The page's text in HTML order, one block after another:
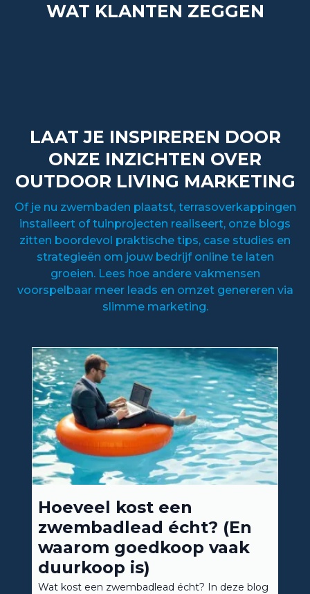
WAT KLANTEN ZEGGEN
LAAT JE INSPIREREN DOOR
ONZE INZICHTEN OVER
OUTDOOR LIVING MARKETING
Of je nu zwembaden plaatst, terrasoverkappingen
installeert of tuinprojecten realiseert, onze blogs
zitten boordevol praktische tips, case studies en
strategieën om jouw bedrijf online te laten
groeien. Lees hoe andere vakmensen
voorspelbaar meer leads en omzet genereren via
slimme marketing.
Hoeveel kost een
zwembadlead écht? (En
waarom goedkoop vaak
duurkoop is)
Wat kost een zwembadlead écht? In deze blog